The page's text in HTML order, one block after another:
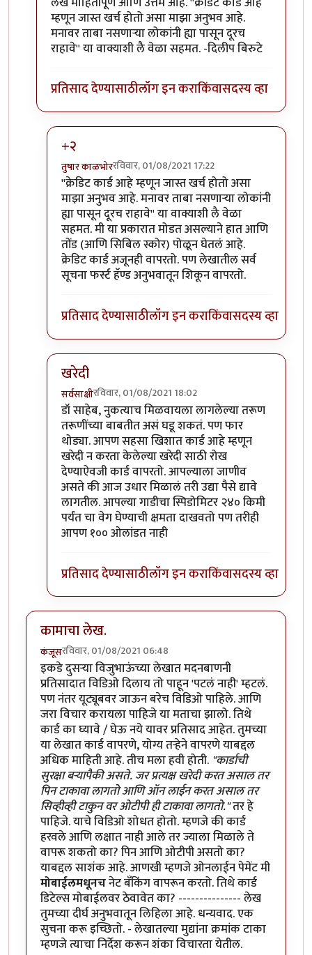
म्हणून जास्त खर्च होतो असा माझा अनुभव आहे.
मनावर ताबा नसणाऱ्या लोकांनी ह्या पासून दूरच
राहावे'' या वाक्याशी लै वेळा सहमत. -दिलीप बिरुटे
प्रतिसाद देण्यासाठीलॉग इन कराकिंवासदस्य व्हा
+२
तुषार काळभोररविवार, 01/08/2021 17:22
In reply toअगदी खरं.byप्रा.डॉ.दिलीप बिरुटे
''क्रेडिट कार्ड आहे म्हणून जास्त खर्च होतो असा
माझा अनुभव आहे. मनावर ताबा नसणाऱ्या लोकांनी
ह्या पासून दूरच राहावे'' या वाक्याशी लै वेळा
सहमत. मी या प्रकारात मोडत असल्याने हात आणि
तोंड (आणि सिबिल स्कोर) पोळून घेतलं आहे.
क्रेडिट कार्ड अजूनही वापरतो. पण लेखातील सर्व
सूचना फर्स्ट हॅण्ड अनुभवातून शिकून वापरतो.
प्रतिसाद देण्यासाठीलॉग इन कराकिंवासदस्य व्हा
खरेदी
सर्वसाक्षीरविवार, 01/08/2021 18:02
In reply toअगदी खरं.byप्रा.डॉ.दिलीप बिरुटे
डॉ साहेब, नुकत्याच मिळवायला लागलेल्या तरूण
तरूणींच्या बाबतीत असं घडू शकतं. पण फार
थोड्या. आपण सहसा खिशात कार्ड आहे म्हणून
खरेदी न करता केलेल्या खरेदी साठी रोख
देण्याऐवजी कार्ड वापरतो. आपल्याला जाणीव
असते की आज उधार मिळालं तरी उद्या पैसे द्यावे
लागतील. आपल्या गाडीचा स्पिडोमिटर २४० किमी
पर्यंत चा वेग घेण्याची क्षमता दाखवतो पण तरीही
आपण १०० ओलांडत नाही
प्रतिसाद देण्यासाठीलॉग इन कराकिंवासदस्य व्हा
कामाचा लेख.
कंजूसरविवार, 01/08/2021 06:48
इकडे दुसऱ्या विजुभाऊंच्या लेखात मदनबाणनी
प्रतिसादात विडिओ दिलाय तो पाहून 'पटलं नाही' म्हटलं.
पण नंतर यूट्यूबवर जाऊन बरेच विडिओ पाहिले. आणि
जरा विचार करायला पाहिजे या मताचा झालो. तिथे
कार्ड का घ्यावे / घेऊ नये यावर प्रतिसाद आहेत. तुमच्या
या लेखात कार्ड वापरणे, योग्य तऱ्हेने वापरणे याबद्दल
अधिक माहिती आहे. तीच मला हवी होती. "कार्डाची
सुरक्षा बर्‍यापैकी असते. जर प्रत्यक्ष खरेदी करत असाल तर
पिन टाकावा लागतो आणि ऑन लाईन करत असाल तर
सिव्हीव्ही टाकुन वर ओटीपी ही टाकावा लागतो."तर हे
पाहिजे. याचे विडिओ शोधत होतो. म्हणजे की कार्ड
हरवले आणि लक्षात नाही आले तर ज्याला मिळाले ते
वापरू शकतो का? पिन आणि ओटीपी असतो का?
याबद्दल साशंक आहे. आणखी म्हणजे ओनलाईन पेमेंट मी
मोबाईलमधूनचनेट बँकिंग वापरून करतो. तिथे कार्ड
डिटेल्स मोबाईलवर ठेवावेत का? --------------- लेख
तुमच्या दीर्घ अनुभवातून लिहिला आहे. धन्यवाद. एक
सुचना करू इच्छितो. - लेखातल्या मुद्यांना क्रमांक टाका
म्हणजे त्याचा निर्देश करून शंका विचारता येतील.